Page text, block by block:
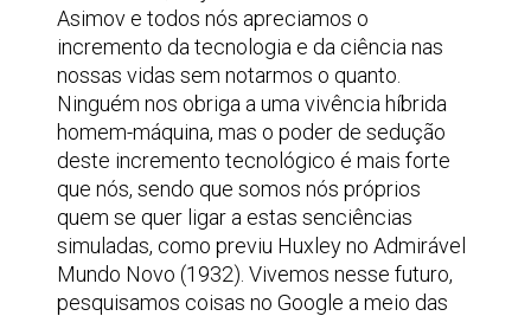
Asimov e todos nós apreciamos o
incremento da tecnologia e da ciência nas
nossas vidas sem notarmos o quanto.
Ninguém nos obriga a uma vivência híbrida
homem-máquina, mas o poder de sedução
deste incremento tecnológico é mais forte
que nós, sendo que somos nós próprios
quem se quer ligar a estas senciências
simuladas, como previu Huxley no Admirável
Mundo Novo (1932). Vivemos nesse futuro,
pesquisamos coisas no Google a meio das